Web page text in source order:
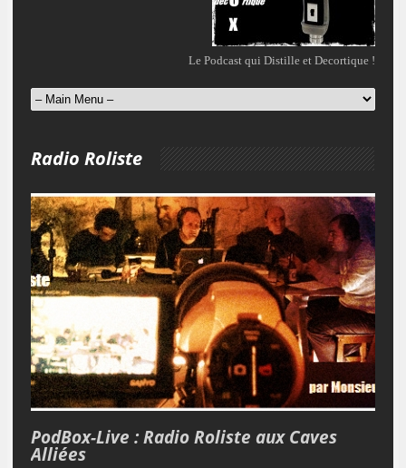
Le Podcast qui Distille et Decortique !
Radio Roliste
PodBox-Live : Radio Roliste aux Caves
Alliées